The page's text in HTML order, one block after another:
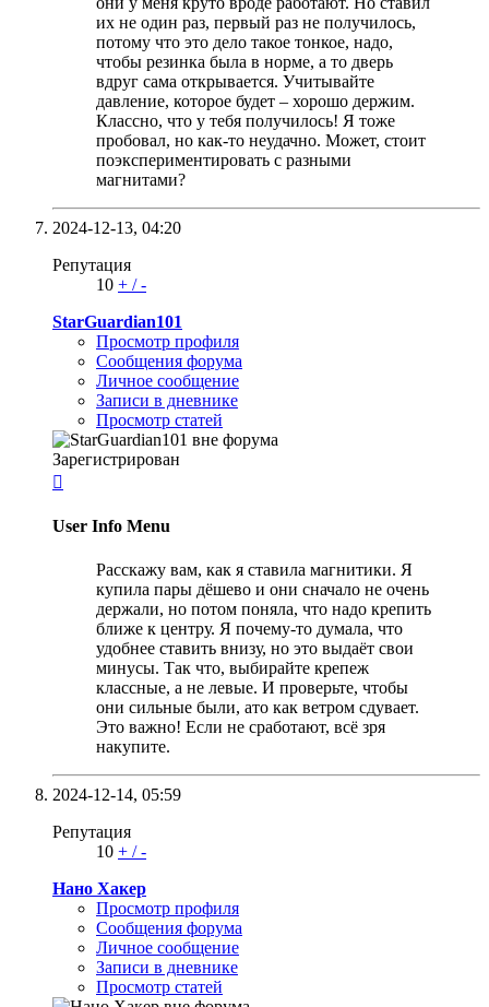
их не один раз, первый раз не получилось,
потому что это дело такое тонкое, надо,
чтобы резинка была в норме, а то дверь
вдруг сама открывается. Учитывайте
давление, которое будет – хорошо держим.
Классно, что у тебя получилось! Я тоже
пробовал, но как-то неудачно. Может, стоит
поэкспериментировать с разными
магнитами?
2024-12-13, 04:20
Репутация
10 + /-
StarGuardian101
Просмотр профиля
Сообщения форума
Личное сообщение
Записи в дневнике
Просмотр статей
Зарегистрирован

User Info Menu
Расскажу вам, как я ставила магнитики. Я
купила пары дёшево и они сначало не очень
держали, но потом поняла, что надо крепить
ближе к центру. Я почему-то думала, что
удобнее ставить внизу, но это выдаёт свои
минусы. Так что, выбирайте крепеж
классные, а не левые. И проверьте, чтобы
они сильные были, ато как ветром сдувает.
Это важно! Если не сработают, всё зря
накупите.
2024-12-14, 05:59
Репутация
10 + /-
Нано Хакер
Просмотр профиля
Сообщения форума
Личное сообщение
Записи в дневнике
Просмотр статей